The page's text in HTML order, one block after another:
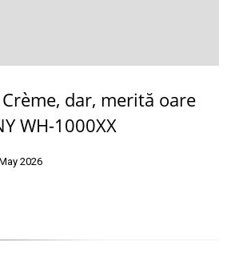
dar, merită oare
WH-1000XX
2026